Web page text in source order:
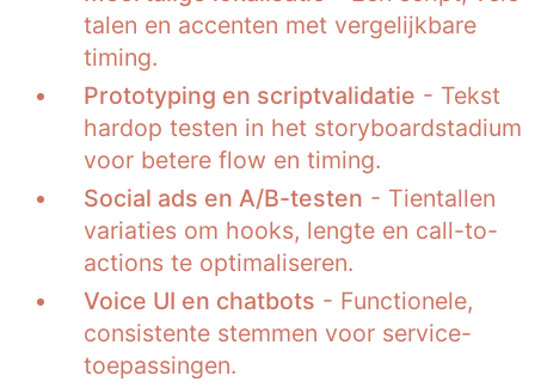
talen en accenten met vergelijkbare
timing.
Prototyping en scriptvalidatie - Tekst
hardop testen in het storyboardstadium
voor betere flow en timing.
Social ads en A/B-testen - Tientallen
variaties om hooks, lengte en call-to-
actions te optimaliseren.
Voice UI en chatbots - Functionele,
consistente stemmen voor service-
toepassingen.